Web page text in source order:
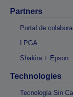
Partners
Portal de
LPGA
Shakira + Epson
Technologies
Tecnología Sin